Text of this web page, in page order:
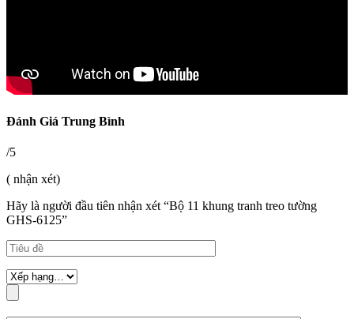
Đánh Giá Trung Bình
/5
( nhận xét)
Hãy là người đầu tiên nhận xét “Bộ 11 khung tranh treo tường
GHS-6125”